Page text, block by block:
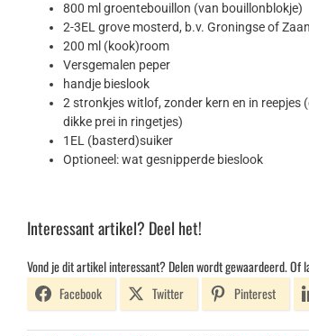
800 ml groentebouillon (van bouillonblokje)
2-3EL grove mosterd, b.v. Groningse of
200 ml (kook)room
Versgemalen peper
handje bieslook
2 stronkjes witlof, zonder kern en in reepjes
dikke prei in ringetjes)
1EL (basterd)suiker
Optioneel: wat gesnipperde bieslook
Interessant artikel? Deel het!
Vond je dit artikel interessant? Delen wordt gewaardeerd. Of
Facebook
Twitter Pinterest